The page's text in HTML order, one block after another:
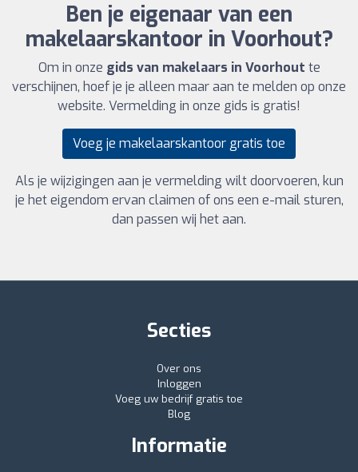
Ben je eigenaar van een
makelaarskantoor in Voorhout?
Om in onze gids van makelaars in Voorhout te
verschijnen, hoef je je alleen maar aan te melden op onze
website. Vermelding in onze gids is gratis!
Voeg je makelaarskantoor gratis toe
Als je wijzigingen aan je vermelding wilt doorvoeren, kun
je het eigendom ervan claimen of ons een e-mail sturen,
dan passen wij het aan.
Secties
Over ons
Inloggen
Voeg uw bedrijf gratis toe
Blog
Informatie